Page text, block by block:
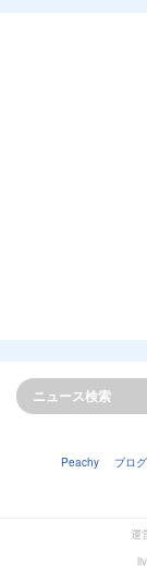
Peachy ブログ
運